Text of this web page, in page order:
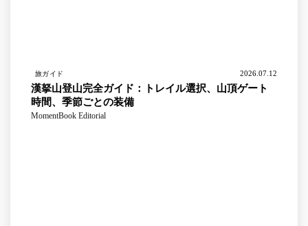
旅ガイド 2026.07.12
漢拏山登山完全ガイド：トレイル選択、山頂ゲート
時間、季節ごとの装備
MomentBook Editorial